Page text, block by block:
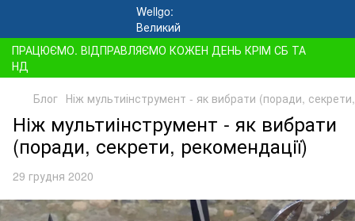
ПРАЦЮЄМО. ВІДПРАВЛЯЄМО КОЖЕН ДЕНЬ КРІМ СБ ТА
НД
Блог Ніж мультиінструмент - як вибрати (поради,
Ніж мультиінструмент - як вибрати
(поради, секрети, рекомендації)
29 грудня 2020